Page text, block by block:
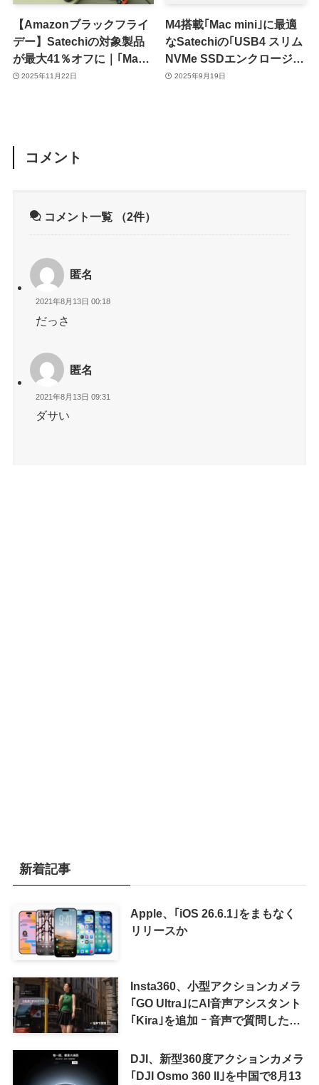
【Amazonブラックフライ
デー】Satechiの対象製品
が最大41％オフに｜｢Mac
mini (M4)｣向けハブ＆スタ
2025年11月22日
M4搭載｢Mac mini｣に最適
なSatechiの｢USB4 スリム
NVMe SSDエンクロージャ
ー｣が9月26日に発売へ
2025年9月19日
コメント
コメント一覧 （2件）
匿名
2021年8月13日 00:18
だっさ
匿名
2021年8月13日 09:31
ダサい
新着記事
Apple、｢iOS 26.6.1｣をまもなく
リリースか
Insta360、小型アクションカメラ
｢GO Ultra｣にAI音声アシスタント
｢Kira｣を追加 ｰ 音声で質問した
可能に
DJI、新型360度アクションカメラ
｢DJI Osmo 360 II｣を中国で8月13